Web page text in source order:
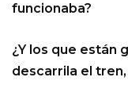
funcionaba?
¿Y los que están
descarrila el